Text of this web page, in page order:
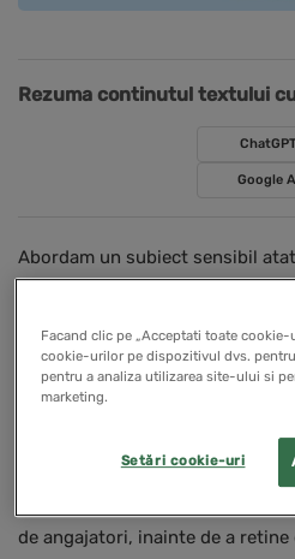
Rezuma continutul textului
Google
Abordam un subiect sensibil
ales pentru angajat, care de
diminuate din cauza ca
sume de bani din diverse motive.
Retinerile salariale sunt foarte
legislatia in vigoare (de Codul
de angajatori, inainte de a
Facand clic pe „Acceptati toate
cookie-urilor pe dispozitivul dvs.
pentru a analiza utilizarea site-ului si
marketing.
Setări cookie-uri